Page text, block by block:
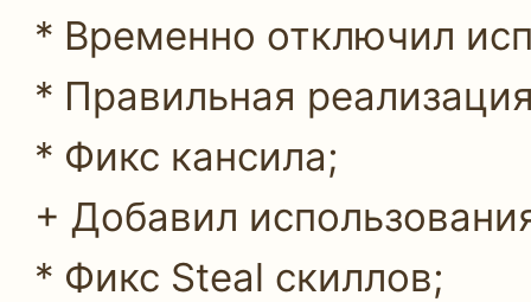
* Временно отключил
* Правильная
* Фикс кансила;
+ Добавил
* Фикс Steal скиллов;